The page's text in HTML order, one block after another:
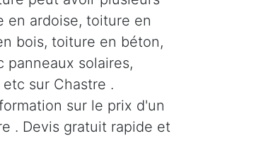
ardoise, toiture en
bois, toiture en béton,
solaires,
sur Chastre .
sur le prix d'un
. Devis gratuit rapide et